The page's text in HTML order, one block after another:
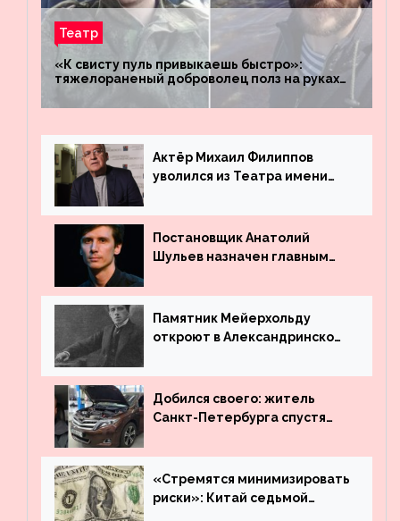
Театр
«К свисту пуль привыкаешь быстро»:
тяжелораненый доброволец полз на руках
четыре километра через заминированное
поле
Актёр Михаил Филиппов
уволился из Театра имени
Постановщик Анатолий
Шульев назначен главным
Вахтангова
Памятник Мейерхольду
откроют в Александринском
Добился своего: житель
Санкт-Петербурга спустя
угнанную в Казахстан
машину
«Стремятся минимизировать
риски»: Китай седьмой